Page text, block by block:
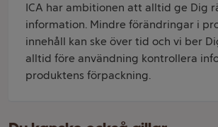
ICA har ambitionen att alltid ge Dig
information. Mindre förändringar i
innehåll kan ske över tid och vi ber
alltid före användning kontrollera
produktens förpackning.